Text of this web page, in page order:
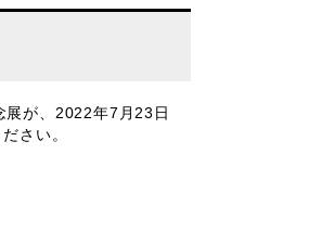
展が、2022年7月23日
さい。